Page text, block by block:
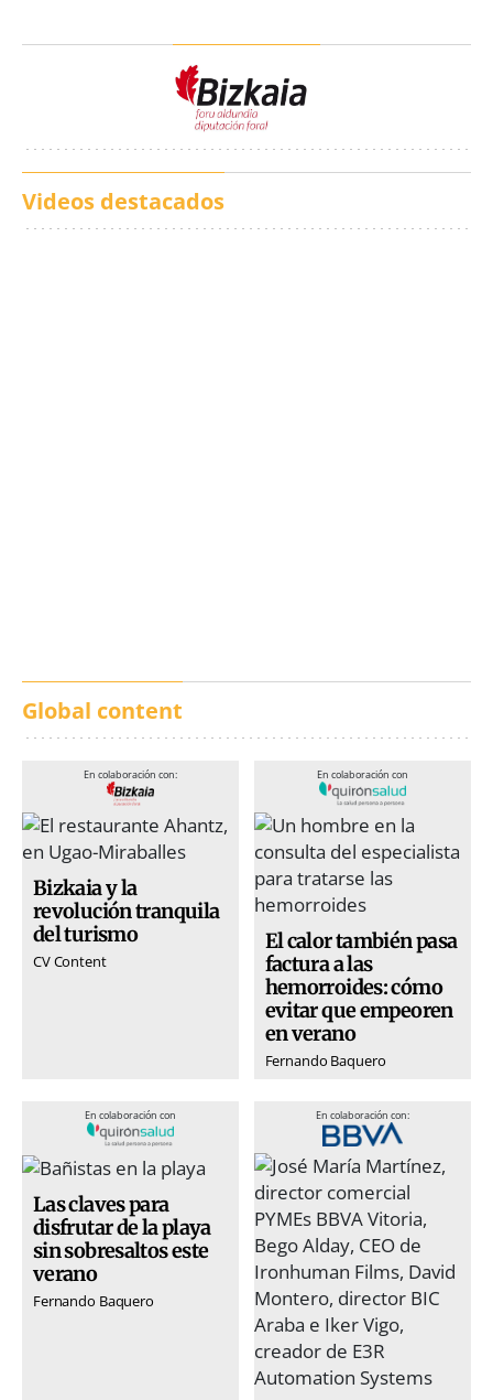
Videos destacados
Global content
En colaboración con:
Bizkaia y la
revolución tranquila
del turismo
CV Content
En colaboración con
El calor también pasa
factura a las
hemorroides: cómo
evitar que empeoren
en verano
Fernando Baquero
En colaboración con
Las claves para
disfrutar de la playa
sin sobresaltos este
verano
Fernando Baquero
En colaboración con: